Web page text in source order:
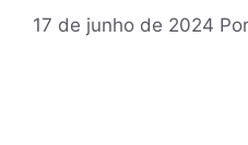
17 de junho de 2024 Por